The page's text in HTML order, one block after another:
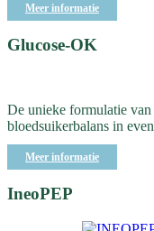
Meer informatie
Glucose-OK
De unieke formulatie
bloedsuikerbalans in
Meer informatie
IneoPEP